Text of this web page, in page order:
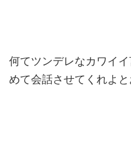
何てツンデレなカワイ
めて会話させてくれよ